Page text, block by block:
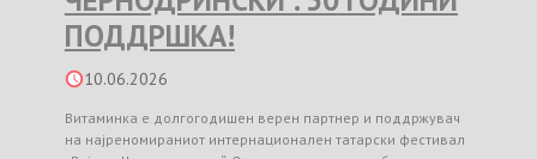
ПОДДРШКА!
10.06.2026
Витаминка е долгогодишен верен партнер и поддржувач
на најреномираниот интернационален татарски фестивал